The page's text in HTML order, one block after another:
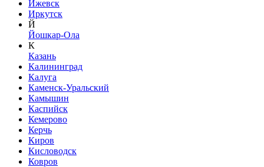
Ижевск
Иркутск
Й
Йошкар-Ола
К
Казань
Калининград
Калуга
Каменск-Уральский
Камышин
Каспийск
Кемерово
Керчь
Киров
Кисловодск
Ковров